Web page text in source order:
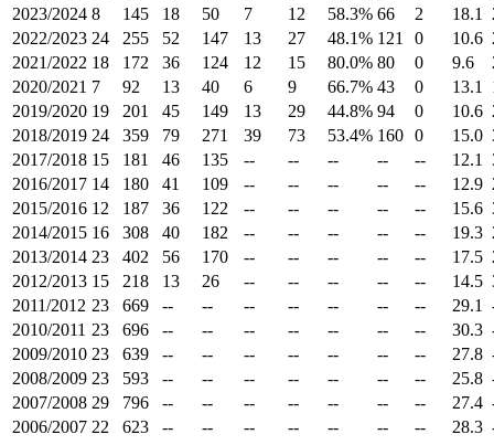
2023/2024 8 145 18 50 7 12 58.3% 66 2 18.1
2022/2023 24 255 52 147 13 27 48.1% 121 0 10.6
2021/2022 18 172 36 124 12 15 80.0% 80 0 9.6
2020/2021 7 92 13 40 6 9 66.7% 43 0 13.1
2019/2020 19 201 45 149 13 29 44.8% 94 0 10.6
2018/2019 24 359 79 271 39 73 53.4% 160 0 15.0
2017/2018 15 181 46 135 -- -- -- -- -- 12.1
2016/2017 14 180 41 109 -- -- -- -- -- 12.9
2015/2016 12 187 36 122 -- -- -- -- -- 15.6
2014/2015 16 308 40 182 -- -- -- -- -- 19.3
2013/2014 23 402 56 170 -- -- -- -- -- 17.5
2012/2013 15 218 13 26 -- -- -- -- -- 14.5
2011/2012 23 669 -- -- -- -- -- -- -- 29.1
2010/2011 23 696 -- -- -- -- -- -- -- 30.3
2009/2010 23 639 -- -- -- -- -- -- -- 27.8
2008/2009 23 593 -- -- -- -- -- -- -- 25.8
2007/2008 29 796 -- -- -- -- -- -- -- 27.4
2006/2007 22 623 -- -- -- -- -- -- -- 28.3